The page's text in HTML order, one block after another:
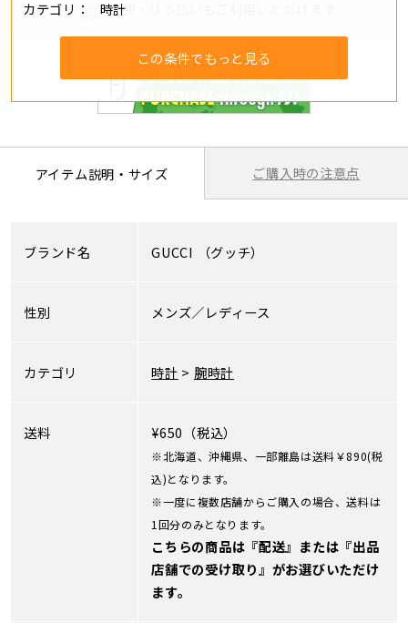
カテゴリ
時計
この条件でもっと見る
分割・リボ払いもご利用いただけます
アイテム説明・サイズ ご購入時の注意点
ブランド名 GUCCI （グッチ）
性別 メンズ／レディース
カテゴリ 時計 > 腕時計
送料 ¥650（税込）
※北海道、沖縄県、一部離島は送料￥890(税
込)となります。
※一度に複数店舗からご購入の場合、送料は
1回分のみとなります。
こちらの商品は『配送』または『出品
店舗での受け取り』がお選びいただけ
ます。